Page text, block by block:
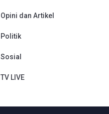
Opini dan Artikel
Politik
Sosial
TV LIVE